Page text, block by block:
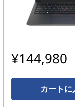
¥144,980
カートに